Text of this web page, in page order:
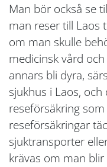
Man bör också se
man reser till Laos
om man skulle
medicinsk vård
annars bli dyra,
sjukhus i Laos,
reseförsäkring
reseförsäkringar
sjuktransporter
krävas om man